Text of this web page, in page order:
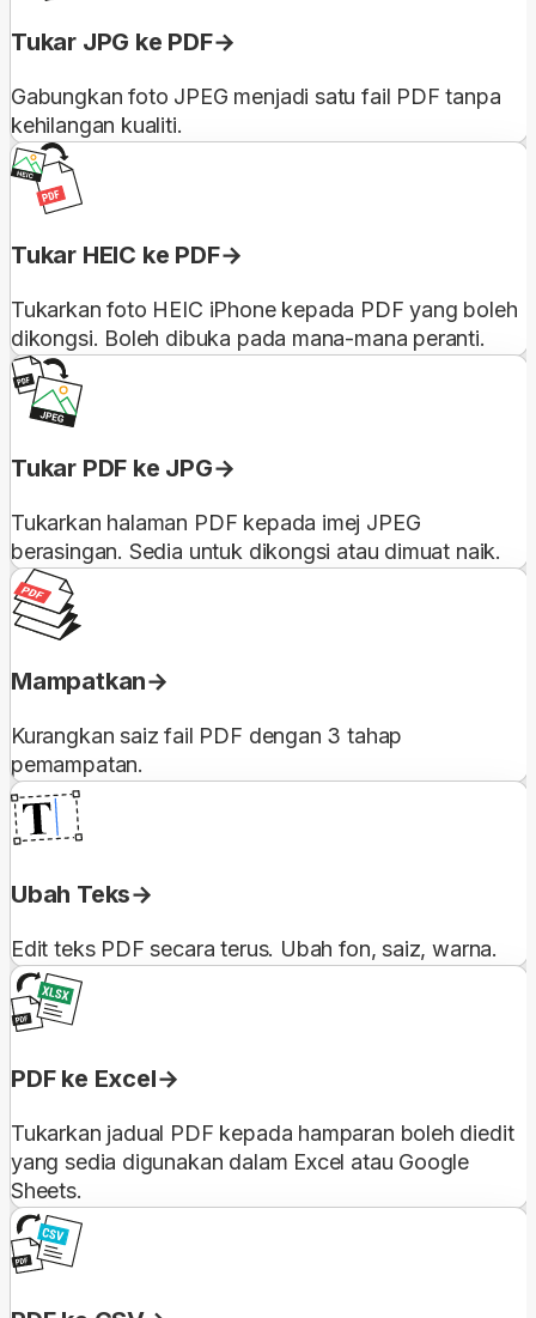
Tukar JPG ke PDF
Gabungkan foto JPEG menjadi satu fail PDF tanpa
kehilangan kualiti.
Tukar HEIC ke PDF
Tukarkan foto HEIC iPhone kepada PDF yang boleh
dikongsi. Boleh dibuka pada mana-mana peranti.
Tukar PDF ke JPG
Tukarkan halaman PDF kepada imej JPEG
berasingan. Sedia untuk dikongsi atau dimuat naik.
Mampatkan
Kurangkan saiz fail PDF dengan 3 tahap
pemampatan.
Ubah Teks
Edit teks PDF secara terus. Ubah fon, saiz, warna.
PDF ke Excel
Tukarkan jadual PDF kepada hamparan boleh diedit
yang sedia digunakan dalam Excel atau Google
Sheets.